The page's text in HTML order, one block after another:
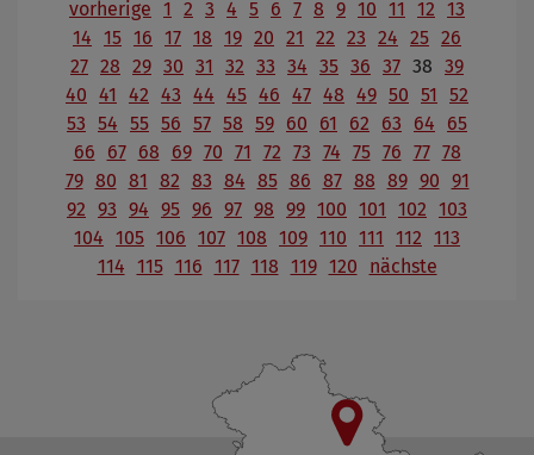
vorherige 1 2 3 4 5 6 7 8 9 10 11 12 13
14 15 16 17 18 19 20 21 22 23 24 25 26
27 28 29 30 31 32 33 34 35 36 37 38 39
40 41 42 43 44 45 46 47 48 49 50 51
52
53 54 55 56 57 58 59 60 61 62 63 64
65
66
67 68 69 70 71 72 73 74 75 76 77 78
79 80 81 82 83 84 85 86 87 88 89 90 91
92 93 94 95 96 97 98 99 100 101 102 103
104 105 106 107 108 109 110 111 112 113
114 115 116 117 118 119 120 nächste